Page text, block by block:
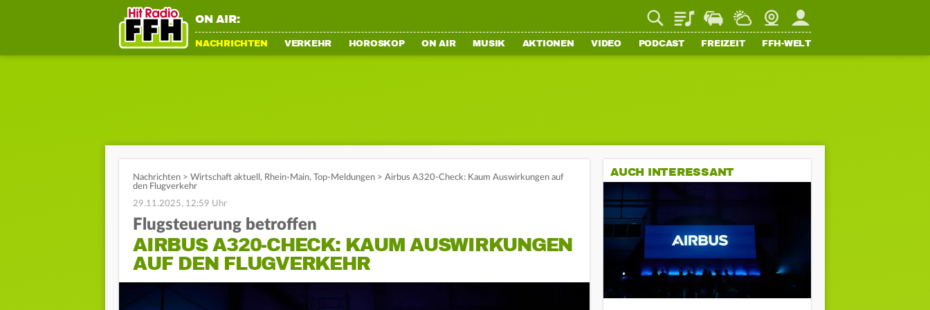
ON AIR: PlaylistStaupilotWetterWebcamMein FFH
NACHRICHTEN VERKEHR HOROSKOP ON AIR MUSIK AKTIONEN VIDEO PODCAST FREIZEIT FFH-WELT
Nachrichten > Wirtschaft aktuell , Rhein-Main, Top-Meldungen > Airbus A320-Check: Kaum Auswirkungen auf
den Flugverkehr
29.11.2025, 12:59 Uhr
Flugsteuerung betroffen
AIRBUS A320-CHECK: KAUM AUSWIRKUNGEN
AUF DEN FLUGVERKEHR
AUCH INTERESSANT